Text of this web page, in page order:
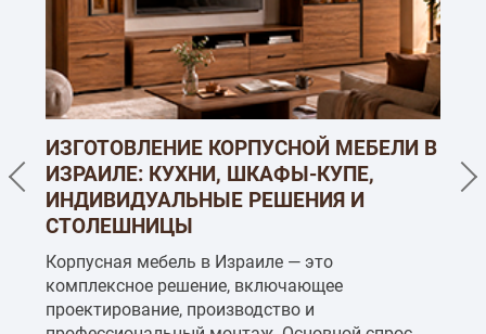
ИЗГОТОВЛЕНИЕ КОРПУСНОЙ МЕБЕЛИ В
ИЗРАИЛЕ: КУХНИ, ШКАФЫ-КУПЕ,
ИНДИВИДУАЛЬНЫЕ РЕШЕНИЯ И
СТОЛЕШНИЦЫ
Корпусная мебель в Израиле — это
комплексное решение, включающее
проектирование, производство и